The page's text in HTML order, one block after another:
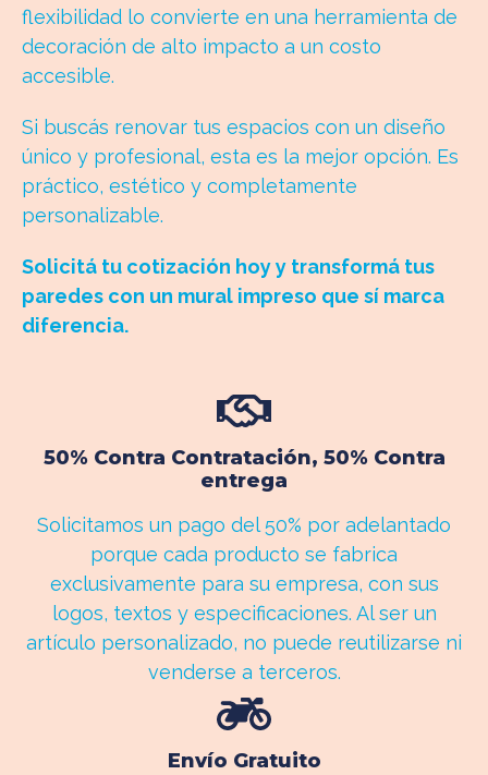
flexibilidad lo convierte en una herramienta de
decoración de alto impacto a un costo
accesible.
Si buscás renovar tus espacios con un diseño
único y profesional, esta es la mejor opción. Es
práctico, estético y completamente
personalizable.
Solicitá tu cotización hoy y transformá tus
paredes con un mural impreso que sí marca
diferencia.
50% Contra Contratación, 50% Contra
entrega
Solicitamos un pago del 50% por adelantado
porque cada producto se fabrica
exclusivamente para su empresa, con sus
logos, textos y especificaciones. Al ser un
artículo personalizado, no puede reutilizarse ni
venderse a terceros.
Envío Gratuito